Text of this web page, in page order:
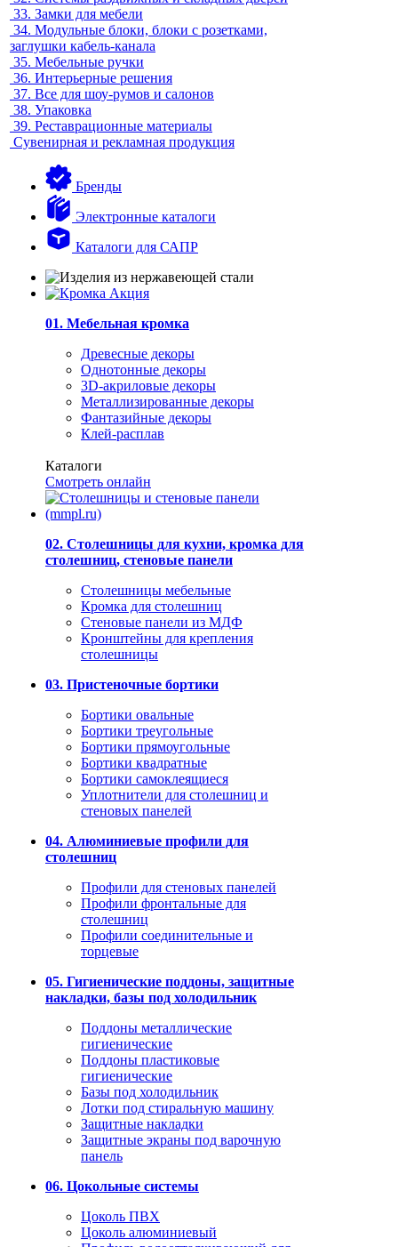
33. Замки для мебели
34. Модульные блоки, блоки с розетками,
заглушки кабель-канала
35. Мебельные ручки
36. Интерьерные решения
37. Все для шоу-румов и салонов
38. Упаковка
39. Реставрационные материалы
Сувенирная и рекламная продукция
Бренды
Электронные каталоги
Каталоги для САПР
01. Мебельная кромка
Древесные декоры
Однотонные декоры
3D-акриловые декоры
Металлизированные декоры
Фантазийные декоры
Клей-расплав
Каталоги
Смотреть онлайн
02. Столешницы для кухни, кромка для
столешниц, стеновые панели
Столешницы мебельные
Кромка для столешниц
Стеновые панели из МДФ
Кронштейны для крепления
столешницы
03. Пристеночные бортики
Бортики овальные
Бортики треугольные
Бортики прямоугольные
Бортики квадратные
Бортики самоклеящиеся
Уплотнители для столешниц и
стеновых панелей
04. Алюминиевые профили для
столешниц
Профили для стеновых панелей
Профили фронтальные для
столешниц
Профили соединительные и
торцевые
05. Гигиенические поддоны, защитные
накладки, базы под холодильник
Поддоны металлические
гигиенические
Поддоны пластиковые
гигиенические
Базы под холодильник
Лотки под стиральную машину
Защитные накладки
Защитные экраны под варочную
панель
06. Цокольные системы
Цоколь ПВХ
Цоколь алюминиевый